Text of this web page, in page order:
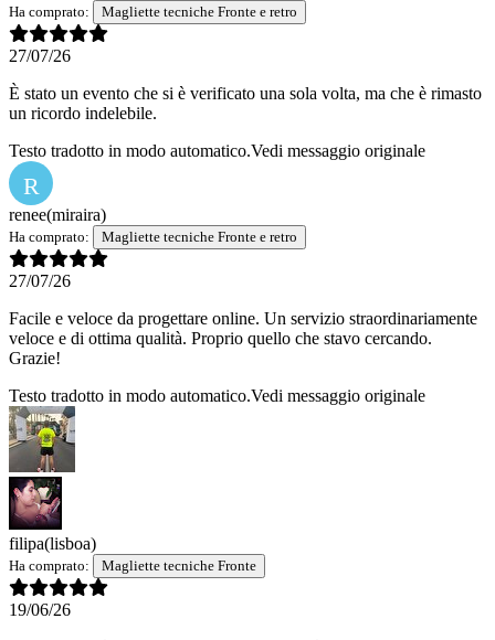
Ha comprato: Magliette tecniche Fronte e retro
27/07/26
È stato un evento che si è verificato una sola volta, ma che è rimasto
un ricordo indelebile.
Testo tradotto in modo automatico.Vedi messaggio originale
R
renee(miraira)
Ha comprato: Magliette tecniche Fronte e retro
27/07/26
Facile e veloce da progettare online. Un servizio straordinariamente
veloce e di ottima qualità. Proprio quello che stavo cercando.
Grazie!
Testo tradotto in modo automatico.Vedi messaggio originale
filipa(lisboa)
Ha comprato: Magliette tecniche Fronte
19/06/26